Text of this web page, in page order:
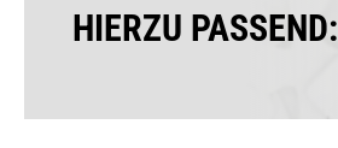
Katharina M.
HIERZU PASSEND: